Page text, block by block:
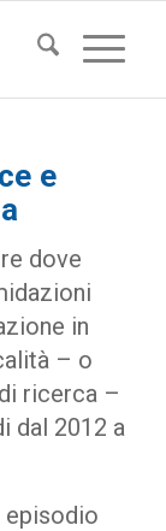
e
dove
in
– o
ricerca –
dal 2012 a
episodio